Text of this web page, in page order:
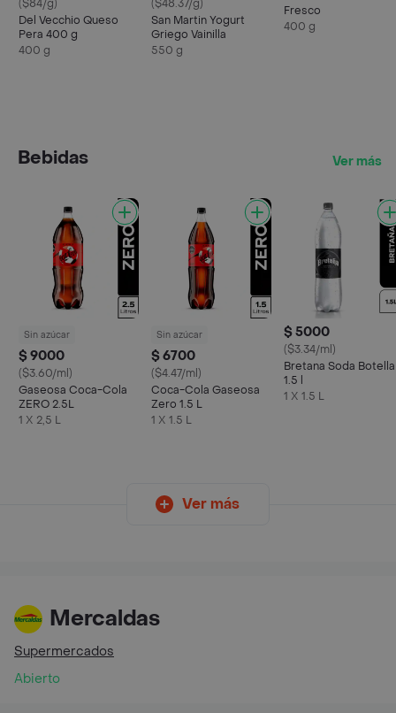
($84/g)
Del Vecchio Queso
Pera 400 g
400 g
($48.37/g)
San Martin Yogurt
Griego Vainilla
550 g
Fresco
400 g
Bebidas Ver más
Sin azúcar
$ 9000
($3.60/ml)
Gaseosa Coca-Cola
ZERO 2.5L
1 X 2,5 L
Sin azúcar
$ 6700
($4.47/ml)
Coca-Cola Gaseosa
Zero 1.5 L
1 X 1.5 L
$ 5000
($3.34/ml)
Bretana Soda Botella
1.5 l
1 X 1.5 L
Ver más
Mercaldas
Supermercados
Abierto